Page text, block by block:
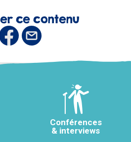
ce contenu
Conférences
& interviews